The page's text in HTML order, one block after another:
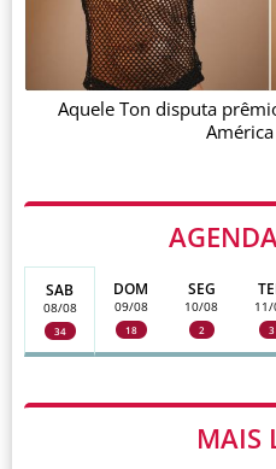
Aquele Ton disputa
AGENDA
SAB
08/08
34
DOM
09/08
18
SEG
10/08
2
11/
3
MAIS